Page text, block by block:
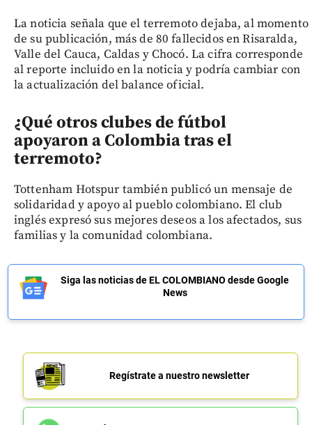
La noticia señala que el terremoto dejaba, al momento
de su publicación, más de 80 fallecidos en Risaralda,
Valle del Cauca, Caldas y Chocó. La cifra corresponde
al reporte incluido en la noticia y podría cambiar con
la actualización del balance oficial.
¿Qué otros clubes de fútbol
apoyaron a Colombia tras el
terremoto?
Tottenham Hotspur también publicó un mensaje de
solidaridad y apoyo al pueblo colombiano. El club
inglés expresó sus mejores deseos a los afectados, sus
familias y la comunidad colombiana.
Siga las noticias de EL COLOMBIANO desde Google
News
Regístrate a nuestro newsletter